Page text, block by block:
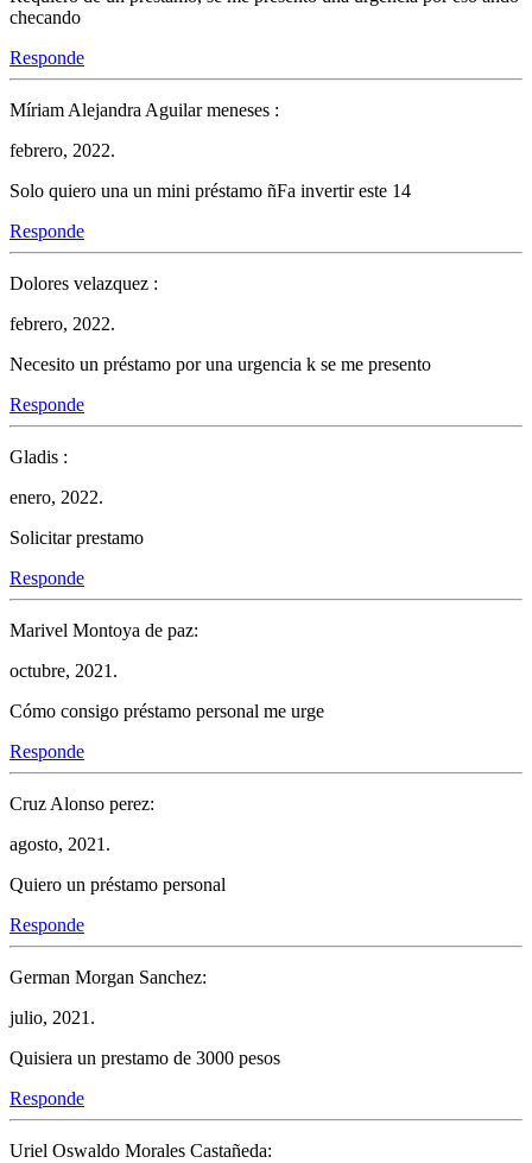
checando
Responde
Míriam Alejandra Aguilar meneses :
febrero, 2022.
Solo quiero una un mini préstamo ñFa invertir este 14
Responde
Dolores velazquez :
febrero, 2022.
Necesito un préstamo por una urgencia k se me presento
Responde
Gladis :
enero, 2022.
Solicitar prestamo
Responde
Marivel Montoya de paz:
octubre, 2021.
Cómo consigo préstamo personal me urge
Responde
Cruz Alonso perez:
agosto, 2021.
Quiero un préstamo personal
Responde
German Morgan Sanchez:
julio, 2021.
Quisiera un prestamo de 3000 pesos
Responde
Uriel Oswaldo Morales Castañeda: